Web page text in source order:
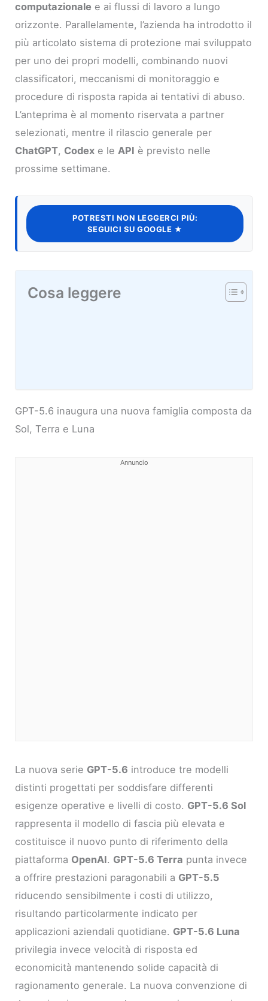
computazionale e ai flussi di lavoro a lungo
orizzonte. Parallelamente, l’azienda ha introdotto il
più articolato sistema di protezione mai sviluppato
per uno dei propri modelli, combinando nuovi
classificatori, meccanismi di monitoraggio e
procedure di risposta rapida ai tentativi di abuso.
L’anteprima è al momento riservata a partner
selezionati, mentre il rilascio generale per
ChatGPT, Codex e leAPI è previsto nelle
prossime settimane.
POTRESTI NON LEGGERCI PIÙ:
SEGUICI SU GOOGLE ★
Cosa leggere
GPT-5.6 inaugura una nuova famiglia composta da
Sol, Terra e Luna
Annuncio
La nuova serie GPT-5.6 introduce tre modelli
distinti progettati per soddisfare differenti
esigenze operative e livelli di costo. GPT-5.6 Sol
rappresenta il modello di fascia più elevata e
costituisce il nuovo punto di riferimento della
piattaforma OpenAI. GPT-5.6 Terra punta invece
a offrire prestazioni paragonabili a GPT-5.5
riducendo sensibilmente i costi di utilizzo,
risultando particolarmente indicato per
applicazioni aziendali quotidiane. GPT-5.6 Luna
privilegia invece velocità di risposta ed
economicità mantenendo solide capacità di
ragionamento generale. La nuova convenzione di